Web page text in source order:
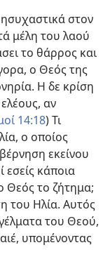
στον
μέλη του λαού
το θάρρος και
ο Θεός της
Η δε κρίση
αν
14:18) Τι
ο οποίος
εκείνου
εσείς κάποια
Θεός το ζήτημα;
του Ηλία. Αυτός
του Θεού,
υπομένοντας